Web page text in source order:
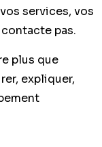
services, vos
pas.
plus que
expliquer,